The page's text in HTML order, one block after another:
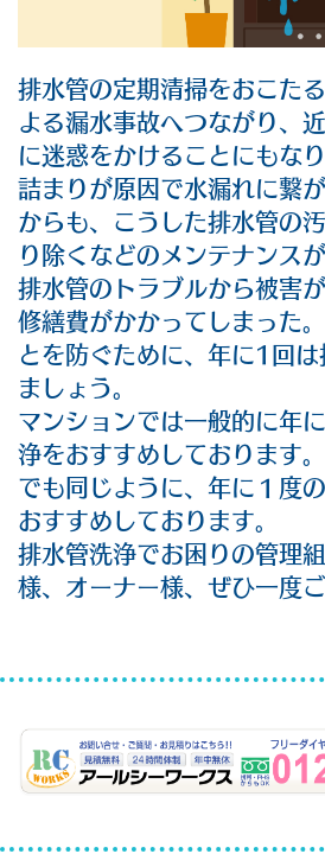
排水管の定期清掃をおこた
よる漏水事故へつながり、
に迷惑をかけることにもなり
詰まりが原因で水漏れに繋
からも、こうした排水管の
り除くなどのメンテナンス
排水管のトラブルから被害
修繕費がかかってしまった
とを防ぐために、年に1回
ましょう。
マンションでは一般的に年
浄をおすすめしております
でも同じように、年に１度
おすすめしております。
排水管洗浄でお困りの管理
様、オーナー様、ぜひ一度